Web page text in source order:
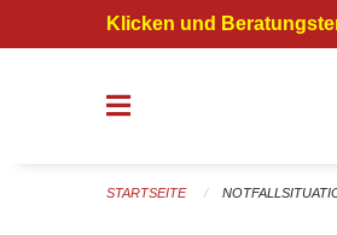
Navigation überspringen
Klicken und
STARTSEITE